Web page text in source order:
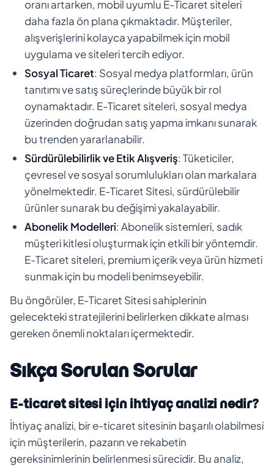
oranı artarken, mobil uyumlu E-Ticaret siteleri
daha fazla ön plana çıkmaktadır. Müşteriler,
alışverişlerini kolayca yapabilmek için mobil
uygulama ve siteleri tercih ediyor.
Sosyal Ticaret: Sosyal medya platformları, ürün
tanıtımı ve satış süreçlerinde büyük bir rol
oynamaktadır. E-Ticaret siteleri, sosyal medya
üzerinden doğrudan satış yapma imkanı sunarak
bu trenden yararlanabilir.
Sürdürülebilirlik ve Etik Alışveriş: Tüketiciler,
çevresel ve sosyal sorumlulukları olan markalara
yönelmektedir. E-Ticaret Sitesi, sürdürülebilir
ürünler sunarak bu değişimi yakalayabilir.
Abonelik Modelleri: Abonelik sistemleri, sadık
müşteri kitlesi oluşturmak için etkili bir yöntemdir.
E-Ticaret siteleri, premium içerik veya ürün hizmeti
sunmak için bu modeli benimseyebilir.
Bu öngörüler, E-Ticaret Sitesi sahiplerinin
gelecekteki stratejilerini belirlerken dikkate alması
gereken önemli noktaları içermektedir.
Sıkça Sorulan Sorular
E-ticaret sitesi için ihtiyaç analizi nedir?
İhtiyaç analizi, bir e-ticaret sitesinin başarılı olabilmesi
için müşterilerin, pazarın ve rekabetin
gereksinimlerinin belirlenmesi sürecidir. Bu analiz,